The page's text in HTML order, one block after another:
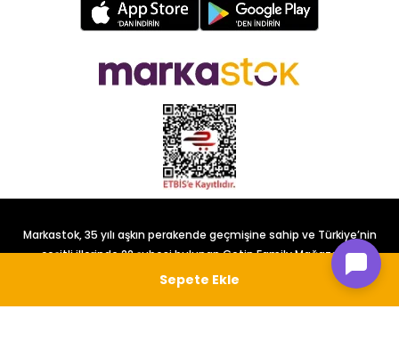
Markastok, 35 yılı aşkın perakende geçmişine sahip ve Türkiye’nin
çeşitli illerinde 22 şubesi bulunan Çetin Family Mağazacılık
tarafından kurulmuştur.